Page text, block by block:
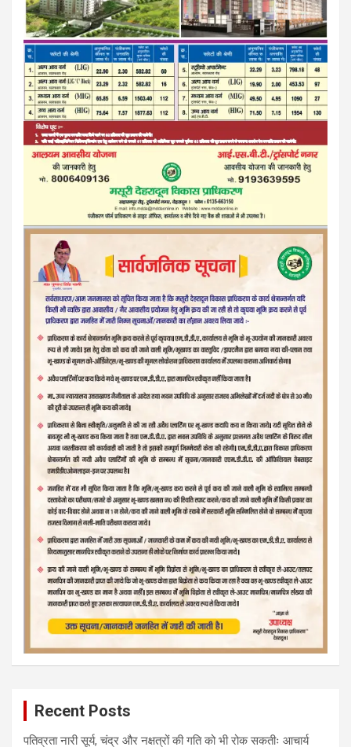
Recent Posts
पतिव्रता नारी सूर्य, चंद्र और नक्षत्रों की गति को भी रोक सकतीः आचार्य